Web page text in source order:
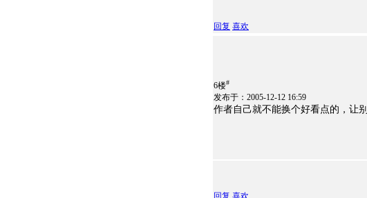
回复 喜欢
6楼#
发布于：2005-12-12 16:59
作者自己就不能换个好看点的，让
回复 喜欢